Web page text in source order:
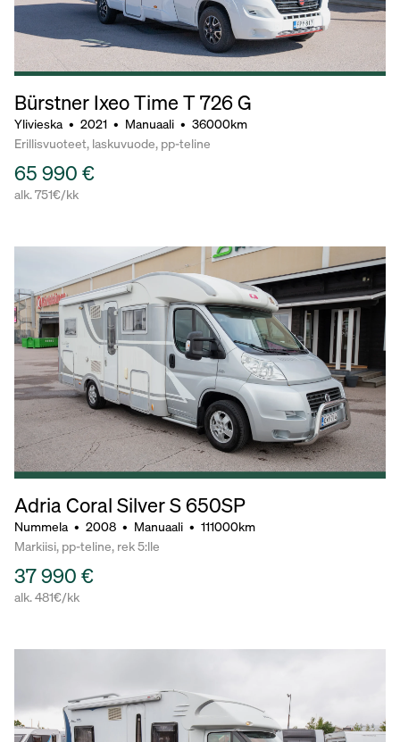
Bürstner Ixeo Time T 726 G
Ylivieska • 2021 • Manuaali • 36000km
Erillisvuoteet, laskuvuode, pp-teline
65 990 €
alk. 751€/kk
Adria Coral Silver S 650SP
Nummela • 2008 • Manuaali • 111000km
Markiisi, pp-teline, rek 5:lle
37 990 €
alk. 481€/kk